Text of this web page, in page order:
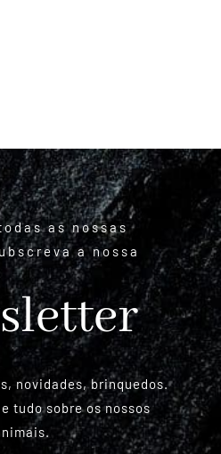
as nossas
a nossa
novidades, brinquedos.
tudo sobre os nossos